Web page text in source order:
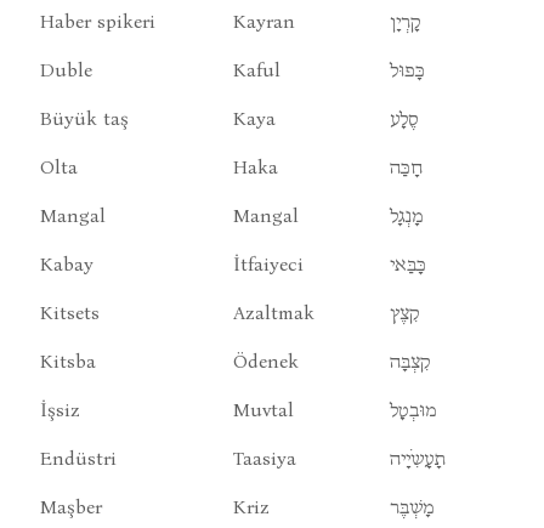
Haber spikeri Kayran קָרְיָן
Duble Kaful כָּפוּל
Büyük taş Kaya סֶלָע
Olta Haka חָכַּה
Mangal Mangal מָנְגָל
Kabay İtfaiyeci כָּבַּאי
Kitsets Azaltmak קִצֶץ
Kitsba Ödenek קִצְבָּה
İşsiz Muvtal מוּבְטָל
Endüstri Taasiya תָעָשִֹיָיה
Maşber Kriz מָשְׁבֶּר